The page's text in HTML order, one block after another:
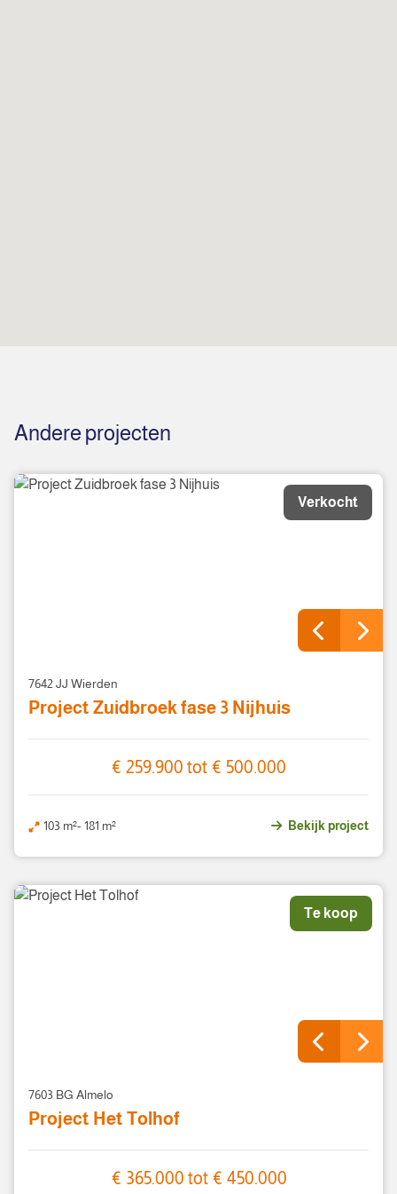
Andere projecten
Verkocht
7642 JJ Wierden
Project Zuidbroek fase 3 Nijhuis
€ 259.900 tot € 500.000
103 m²- 181 m² Bekijk project
Te koop
7603 BG Almelo
Project Het Tolhof
€ 365.000 tot € 450.000